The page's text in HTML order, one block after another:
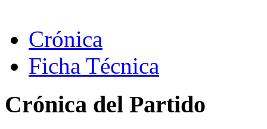
Crónica
Ficha Técnica
Crónica del Partido